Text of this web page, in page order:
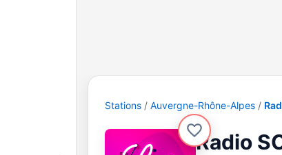
Stations Auvergne-Rhône-Alpes
Radio